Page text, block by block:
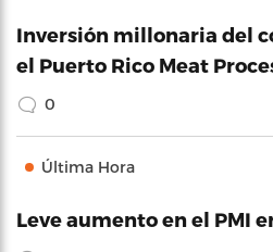
Inversión millonaria del
el Puerto Rico Meat
0
Última Hora
Leve aumento en el PMI